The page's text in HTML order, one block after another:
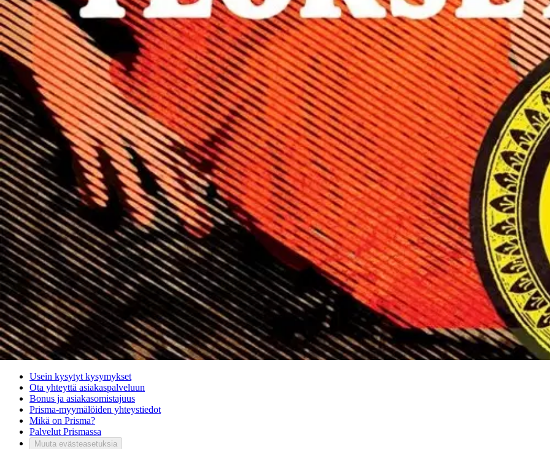
Anna palautetta,Avautuu uuteen välilehteen
Ilmainen palautus 30 päivää.*
Nouto myymälästä ilman toimituskuluja.
Asiakasomistajalle Bonusta jopa 5 %.*
Verkkokauppa
Ohjeet
Ensitilaajan pikaopas
Myymälänouto
Palautukset
Reklamaatio
Takuu ja huolto
Toimitustavat
Maksutavat
Asennuspalvelut
Tilaus- ja toimitusehdot
Käyttöehdot
Tietosuojakäytäntö
Saavutettavuus
Vastuullisuus
Sivukartta
Mitä pidät Prisma.fi-verkkokaupasta?
Asiakaspalvelu
Usein kysytyt kysymykset
Ota yhteyttä asiakaspalveluun
Bonus ja asiakasomistajuus
Prisma-myymälöiden yhteystiedot
Mikä on Prisma?
Palvelut Prismassa
Muuta evästeasetuksia